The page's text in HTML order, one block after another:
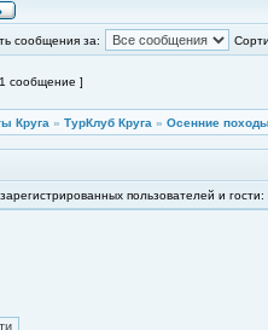
сообщения за:
сообщение ]
Круга » ТурКлуб Круга » Осенние
пользователей и гости: